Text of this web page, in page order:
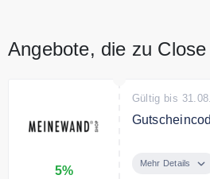
Angebote, die zu
5%
Gültig bis
exklusiven
Mehr Details